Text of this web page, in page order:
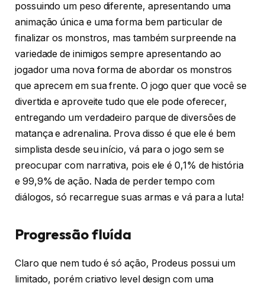
possuindo um peso diferente, apresentando uma
animação única e uma forma bem particular de
finalizar os monstros, mas também surpreende na
variedade de inimigos sempre apresentando ao
jogador uma nova forma de abordar os monstros
que aprecem em sua frente. O jogo quer que você se
divertida e aproveite tudo que ele pode oferecer,
entregando um verdadeiro parque de diversões de
matança e adrenalina. Prova disso é que ele é bem
simplista desde seu início, vá para o jogo sem se
preocupar com narrativa, pois ele é 0,1% de história
e 99,9% de ação. Nada de perder tempo com
diálogos, só recarregue suas armas e vá para a luta!
Progressão fluída
Claro que nem tudo é só ação, Prodeus possui um
limitado, porém criativo level design com uma